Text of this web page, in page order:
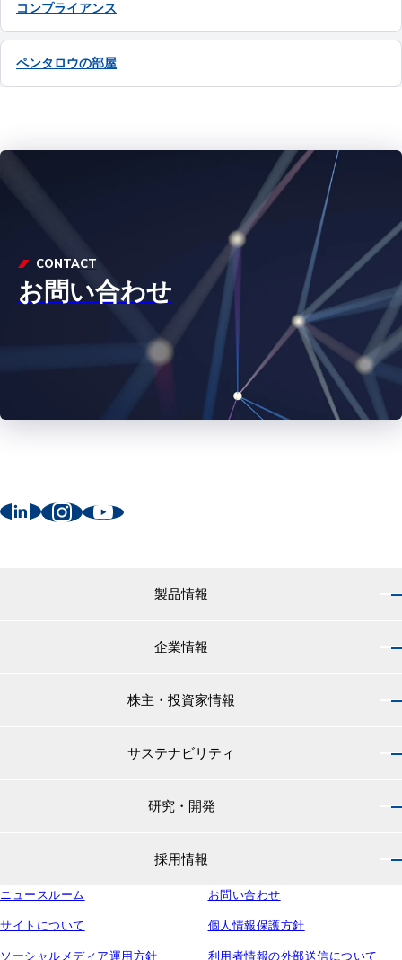
コンプライアンス
ペンタロウの部屋
CONTACT
お問い合わせ
製品情報
小型船舶・漁船用塗料・漁網用防汚剤
建材用塗料
特殊樹脂化学品（軌道用材料）
コンテナ用塗料
企業情報
本社・支店・営業所
グループ会社
研究所・工場
株主・投資家情報
株主・投資家情報 トップ
中国塗料ってどんな会社？
財務・業績情報
IRカレンダー
サステナビリティ
サステナビリティ トップ
社会
ガバナンス
研究・開発
中国塗料の技術力
採用情報
ニュースルーム お問い合わせ
サイトについて 個人情報保護方針
ソーシャルメディア運用方針 利用者情報の外部送信について